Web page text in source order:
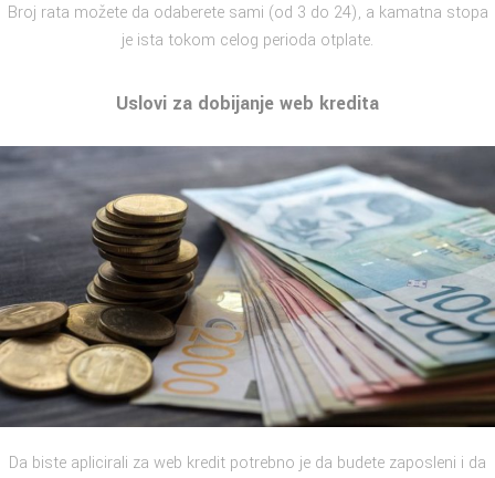
Broj rata možete da odaberete sami (od 3 do 24), a kamatna stopa
je ista tokom celog perioda otplate.
Uslovi za dobijanje web kredita
Da biste aplicirali za web kredit potrebno je da budete zaposleni i da